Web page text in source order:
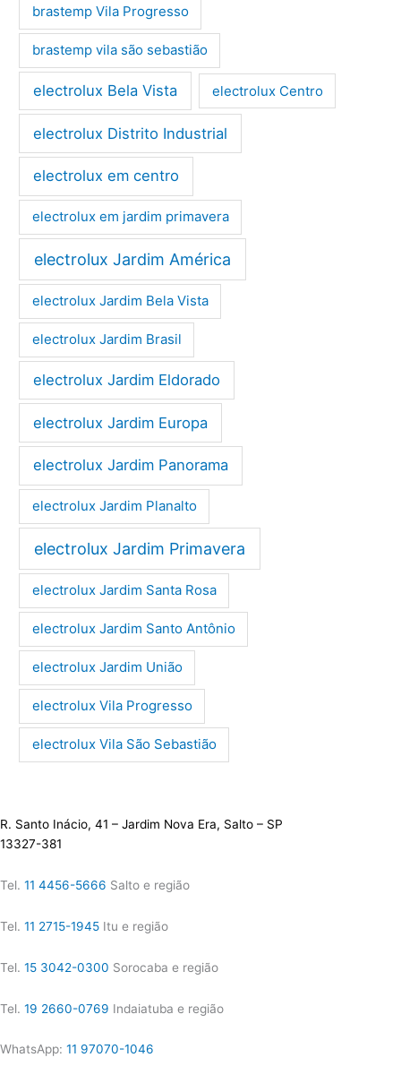
brastemp Vila Progresso
brastemp vila são sebastião
electrolux Bela Vista electrolux Centro
electrolux Distrito Industrial
electrolux em centro
electrolux em jardim primavera
electrolux Jardim América
electrolux Jardim Bela Vista
electrolux Jardim Brasil
electrolux Jardim Eldorado
electrolux Jardim Europa
electrolux Jardim Panorama
electrolux Jardim Planalto
electrolux Jardim Primavera
electrolux Jardim Santa Rosa
electrolux Jardim Santo Antônio
electrolux Jardim União
electrolux Vila Progresso
electrolux Vila São Sebastião
R. Santo Inácio, 41 – Jardim Nova Era, Salto – SP
13327-381
Tel. 11 4456-5666 Salto e região
Tel. 11 2715-1945 Itu e região
Tel. 15 3042-0300 Sorocaba e região
Tel. 19 2660-0769 Indaiatuba e região
WhatsApp: 11 97070-1046